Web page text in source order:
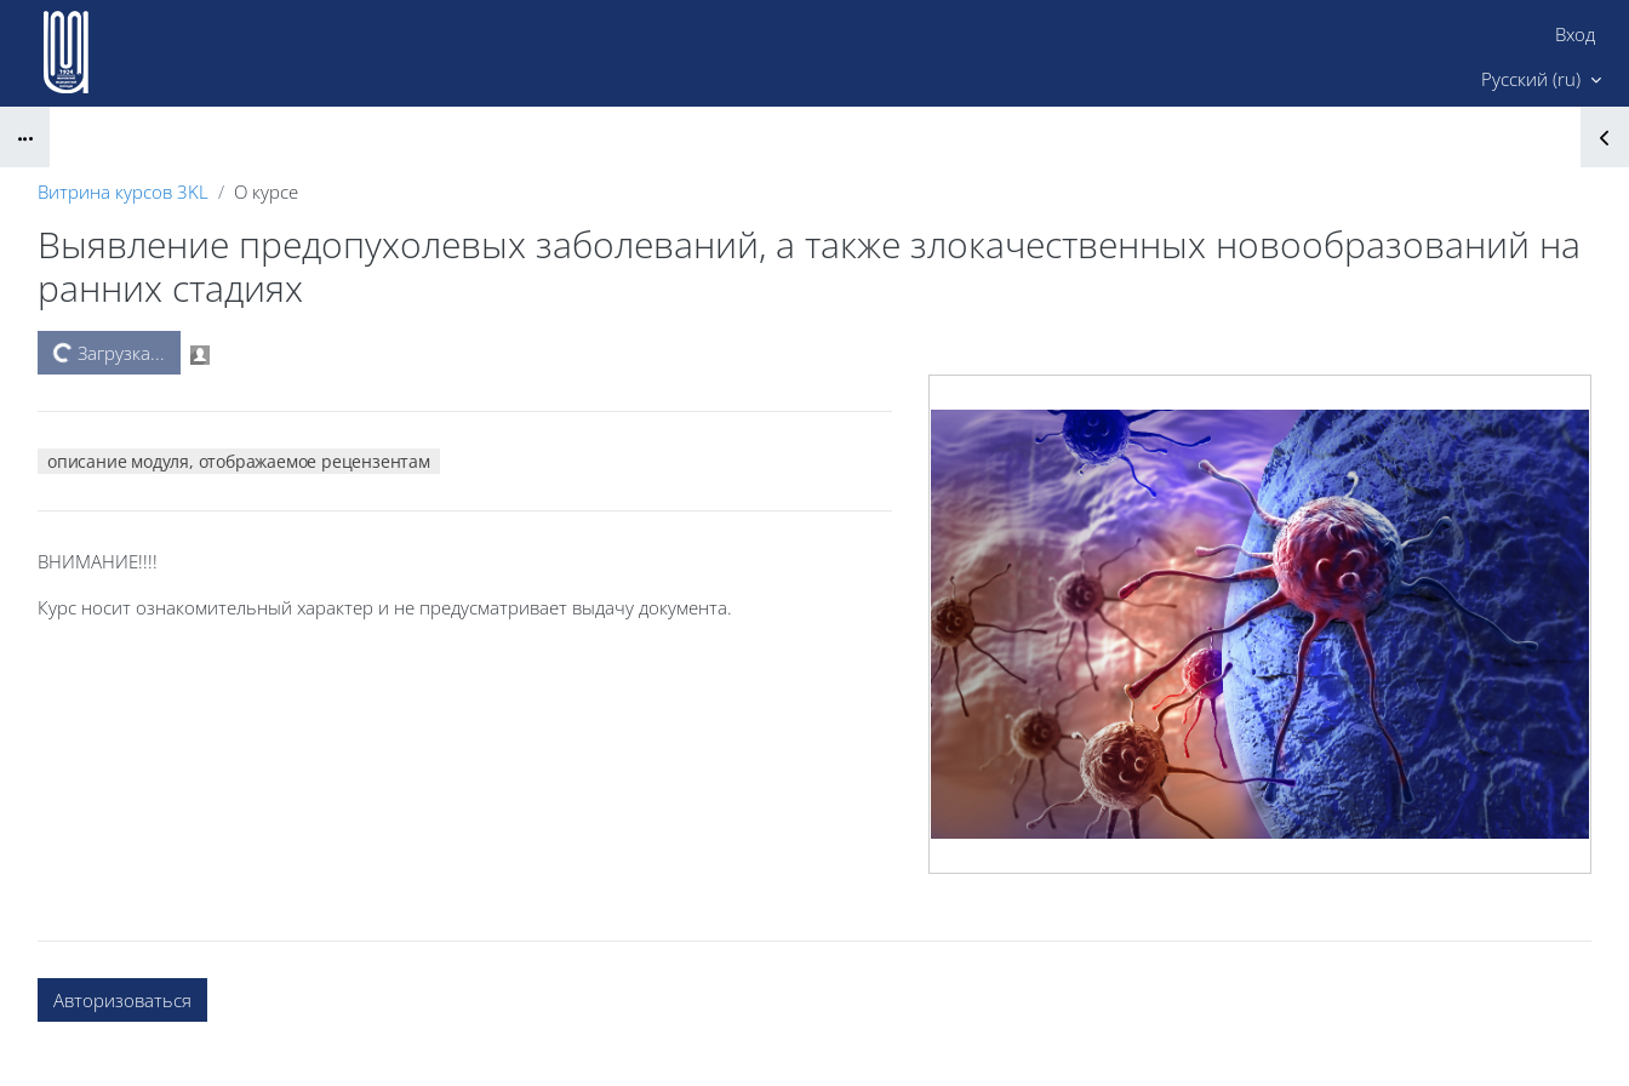
Перейти к основному содержанию
Вход
Русский ‎(ru)‎
Блоки
Витрина курсов 3KL О курсе
Выявление предопухолевых заболеваний, а также злокачественных новообразований на
ранних стадиях
Блоки
Загрузка...
описание модуля, отображаемое рецензентам
ВНИМАНИЕ!!!!
Курс носит ознакомительный характер и не предусматривает выдачу документа.
Авторизоваться